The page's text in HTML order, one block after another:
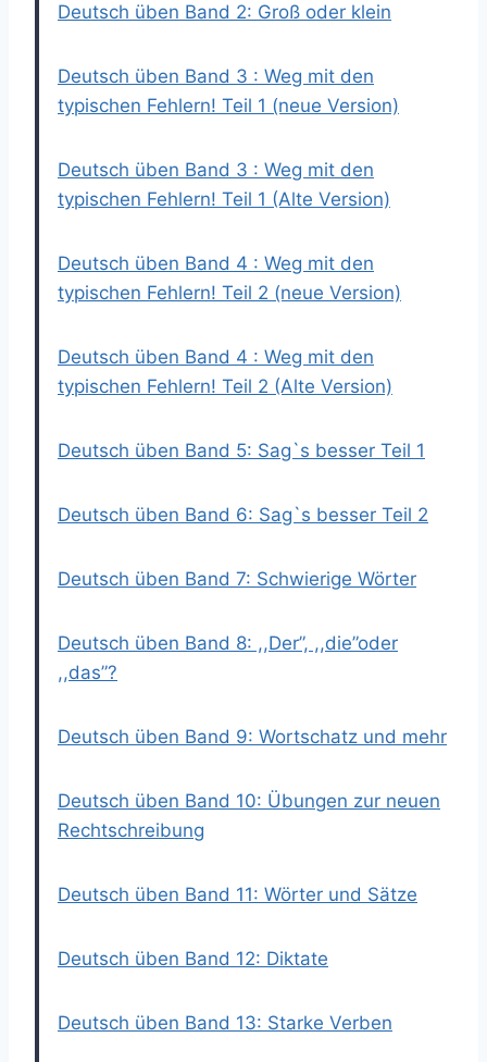
Deutsch üben Band 2: Groß oder klein
Deutsch üben Band 3 : Weg mit den
typischen Fehlern! Teil 1 (neue Version)
Deutsch üben Band 3 : Weg mit den
typischen Fehlern! Teil 1 (Alte Version)
Deutsch üben Band 4 : Weg mit den
typischen Fehlern! Teil 2 (neue Version)
Deutsch üben Band 4 : Weg mit den
typischen Fehlern! Teil 2 (Alte Version)
Deutsch üben Band 5: Sag`s besser Teil 1
Deutsch üben Band 6: Sag`s besser Teil 2
Deutsch üben Band 7: Schwierige Wörter
Deutsch üben Band 8: ,,Der”, ,,die”oder
,,das”?
Deutsch üben Band 9: Wortschatz und mehr
Deutsch üben Band 10: Übungen zur neuen
Rechtschreibung
Deutsch üben Band 11: Wörter und Sätze
Deutsch üben Band 12: Diktate
Deutsch üben Band 13: Starke Verben